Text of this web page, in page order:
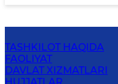
TASHKILOT HAQIDA
FAOLIYAT
DAVLAT XIZMATLARI